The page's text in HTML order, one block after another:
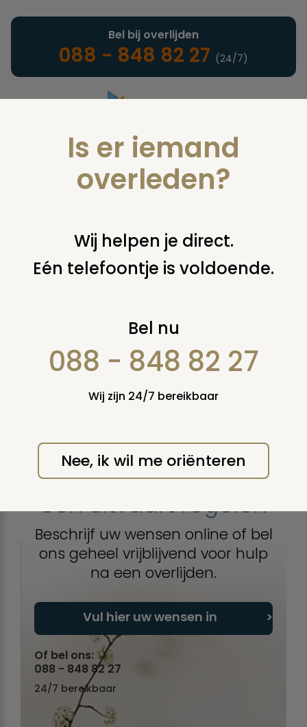
Landelijke uitvaartonderneming
Bel bij overlijden
088 - 848 82 27 (24/7)
U bent hier: home nieuws & agenda nieuws
Nieuws OKTOBER 2001
Print deze pagina
Nu
een uitvaart regelen
Beschrijf uw wensen online of bel
ons geheel vrijblijvend voor hulp
na een overlijden.
Vul hier uw wensen in
Of bel ons:
088 - 848 82 27
24/7 bereikbaar
Is er iemand
overleden?
Wij helpen je direct.
Eén telefoontje is voldoende.
Bel nu
088 - 848 82 27
Wij zijn 24/7 bereikbaar
Nee, ik wil me oriënteren